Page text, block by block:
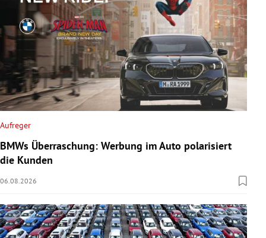
Untermenü
Aufreger
BMWs Überraschung: Werbung im Auto polarisiert
die Kunden
06.08.2026